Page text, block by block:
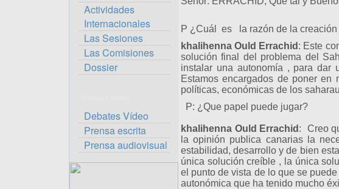
Actividades
Internacionales
Las Sesiones
Las Comisiones
Dossier
Debates Vídeo
Prensa escrita
Prensa audiovisual
P ¿Cuál es la razón de la
khalihenna Ould Errachid : Este
solución final del problema del
instalar una autonomía , para dar
Estamos encargados de poner en
políticas, económicas de los
P: ¿Que papel puede jugar?
khalihenna Ould Errachid : Creo
la opinión publica canarias la
estabilidad, desarrollo y de bien
única solución creíble , la única
el punto de vista de lo que se
autonómica que ha tenido mucho